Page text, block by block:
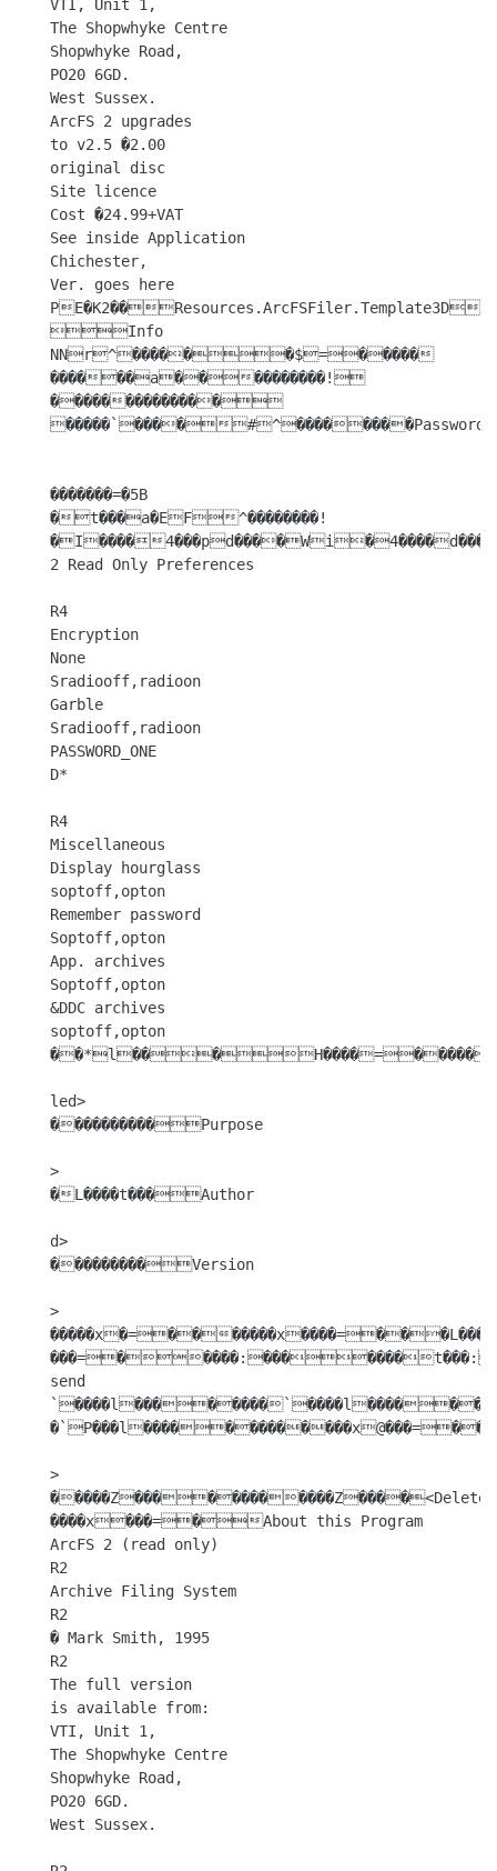
VTI, Unit 1,
The Shopwhyke Centre
Shopwhyke Road,
PO20 6GD.
West Sussex.
ArcFS 2 upgrades
to v2.5 �2.00
original disc
Site licence
Cost �24.99+VAT
See inside Application
Chichester,
Ver. goes here
Info
NNr^������$=�����
������a����������!
��������������
�����`����#^��������Password
�������=�5B
�t���a�EF^��������!
�I����
2 Read Only Preferences
R4
Encryption
None
Sradiooff,radioon
Garble
Sradiooff,radioon
PASSWORD_ONE
D*
R4
Miscellaneous
Display hourglass
soptoff,opton
Remember password
Soptoff,opton
App. archives
Soptoff,opton
&DDC archives
soptoff,opton
��*l���H����=�����>������Name
led>
����������Purpose
>
�L����t���Author
d>
���������Version
>
�����x�=��
���=�����:�������t���:����"����<���Zl���5�������Z<���B�������P
send
>
����x���=�About this Program
ArcFS 2 (read only)
R2
Archive Filing System
R2
� Mark Smith, 1995
R2
The full version
is available from:
VTI, Unit 1,
The Shopwhyke Centre
Shopwhyke Road,
PO20 6GD.
West Sussex.